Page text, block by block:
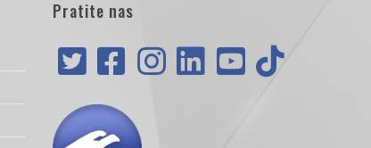
Pratite nas